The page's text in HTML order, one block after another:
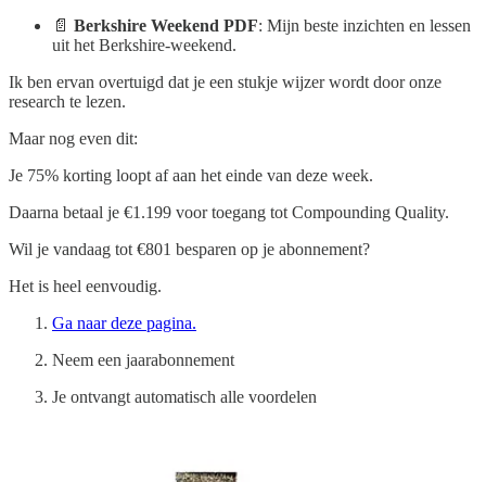
📄 Berkshire Weekend PDF: Mijn beste inzichten en lessen
uit het Berkshire-weekend.
Ik ben ervan overtuigd dat je een stukje wijzer wordt door onze
research te lezen.
Maar nog even dit:
Je 75% korting loopt af aan het einde van deze week.
Daarna betaal je €1.199 voor toegang tot Compounding Quality.
Wil je vandaag tot €801 besparen op je abonnement?
Het is heel eenvoudig.
Ga naar deze pagina.
Neem een jaarabonnement
Je ontvangt automatisch alle voordelen